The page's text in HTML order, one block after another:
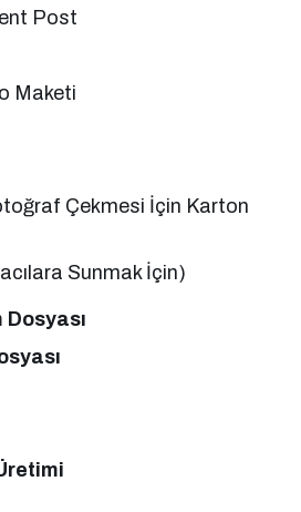
Post
Maketi
Çekmesi İçin Karton
Sunmak İçin)